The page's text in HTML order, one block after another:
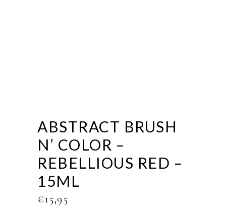
ABSTRACT BRUSH
N’ COLOR –
REBELLIOUS RED –
15ML
€15,95